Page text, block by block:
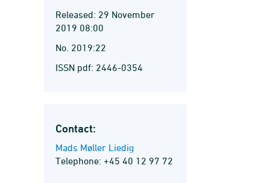
Released: 29 November
2019 08:00
No. 2019:22
ISSN pdf: 2446-0354
Contact:
Mads Møller Liedig
Telephone: +45 40 12 97 72